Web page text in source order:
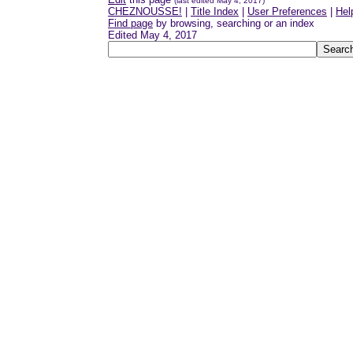
CHEZNOUSSE! Title Index User Preferences
Find page by browsing, searching or an index
Edited May 4, 2017